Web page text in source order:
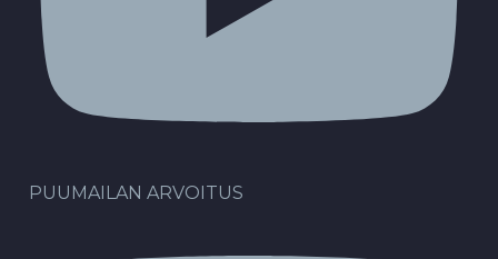
PUUMAILAN ARVOITUS